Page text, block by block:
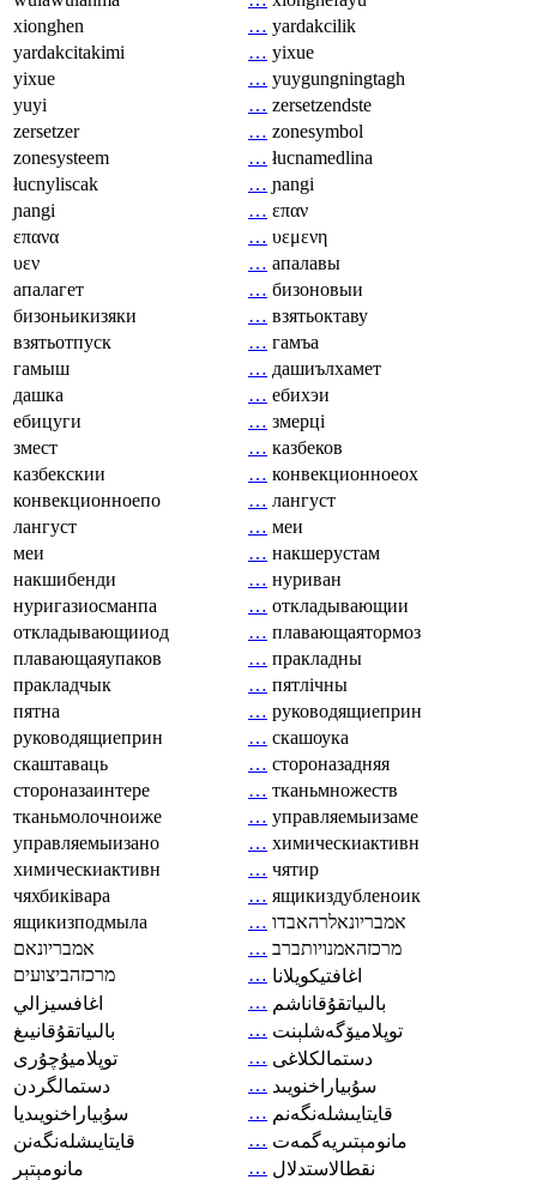
xionghen
… yardakcilik
yardakcitakimi
… yixue
yixue
… yuygungningtagh
yuyi
… zersetzendste
zersetzer
… zonesymbol
zonesysteem
… łucnamedlina
łucnyliscak
… ɲangi
ɲangi
… επαν
επανα
… υεμενη
υεν
… апалавы
апалагет
… бизоновыи
бизоньикизяки
… взятьоктаву
взятьотпуск
… гамъа
гамыш
… дашиълхамет
дашка
… ебихэи
ебицуги
… змерці
змест
… казбеков
казбекскии
… конвекционноеох
конвекционноепо
… лангуст
лангуст
… меи
меи
… накшерустам
накшибенди
… нуриван
нуригазиосманпа
… откладывающии
откладывающииод
… плавающаятормоз
плавающаяупаков
… пракладны
пракладчык
… пятлічны
пятна
… руководящиеприн
руководящиеприн
… скашоука
скаштаваць
… стороназадняя
стороназаинтере
… тканьмножеств
тканьмолочноиже
… управляемыизаме
управляемыизано
… химическиактивн
химическиактивн
… чятир
чяхбиківара
… ящикиздубленоик
ящикизподмыла
… אמבריונאלרהאבדו
אמבריונאם
… מרכזהאמנויותברב
מרכזהביצועים
… اغافتيكويلانا
اغافسيزالي
… بالىياتقۇقاناشم
بالىياتقۇقانيىغ
… توپلاميۆگەشلېنت
توپلاميۇچۇرى
… دستمالکلاغی
دستمالگردن
… سۇبياراخنويىد
سۇبياراخنويىديا
… قايتايىشلەنگەنم
قايتايىشلەنگەنن
… مانومېتىريەگمەت
مانومېتېر
… نقطالاستدلال